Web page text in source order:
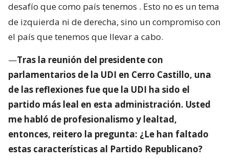
desafío que como país tenemos . Esto no es un tema
de izquierda ni de derecha, sino un compromiso con
el país que tenemos que llevar a cabo.
—Tras la reunión del presidente con
parlamentarios de la UDI en Cerro Castillo, una
de las reflexiones fue que la UDI ha sido el
partido más leal en esta administración. Usted
me habló de profesionalismo y lealtad,
entonces, reitero la pregunta: ¿Le han faltado
estas características al Partido Republicano?